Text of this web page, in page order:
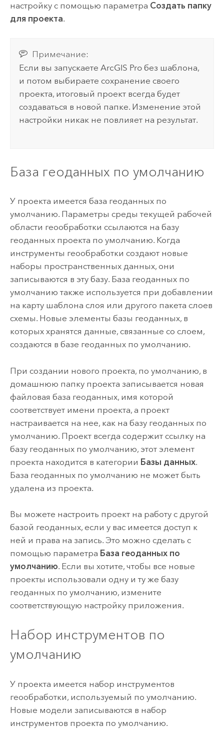
настройку с помощью параметра Создать папку
для проекта.
Примечание:
Если вы запускаетеArcGIS Pro без шаблона,
и потом выбираете сохранение своего
проекта, итоговый проект всегда будет
создаваться в новой папке. Изменение этой
настройки никак не повлияет на результат.
База геоданных по умолчанию
У проекта имеется база геоданных по
умолчанию. Параметры среды текущей рабочей
области геообработки ссылаются на базу
геоданных проекта по умолчанию. Когда
инструменты геообработки создают новые
наборы пространственных данных, они
записываются в эту базу. База геоданных по
умолчанию также используется при добавлении
на карту шаблона слоя или другого пакета слоев
схемы. Новые элементы базы геоданных, в
которых хранятся данные, связанные со слоем,
создаются в базе геоданных по умолчанию.
При создании нового проекта, по умолчанию, в
домашнюю папку проекта записывается новая
файловая база геоданных, имя которой
соответствует имени проекта, а проект
настраивается на нее, как на базу геоданных по
умолчанию. Проект всегда содержит ссылку на
базу геоданных по умолчанию, этот элемент
проекта находится в категории Базы данных.
База геоданных по умолчанию не может быть
удалена из проекта.
Вы можете настроить проект на работу с другой
базой геоданных, если у вас имеется доступ к
ней и права на запись. Это можно сделать с
помощью параметра База геоданных по
умолчанию. Если вы хотите, чтобы все новые
проекты использовали одну и ту же базу
геоданных по умолчанию, измените
соответствующую настройку приложения.
Набор инструментов по
умолчанию
У проекта имеется набор инструментов
геообработки, используемый по умолчанию.
Новые модели записываются в набор
инструментов проекта по умолчанию.